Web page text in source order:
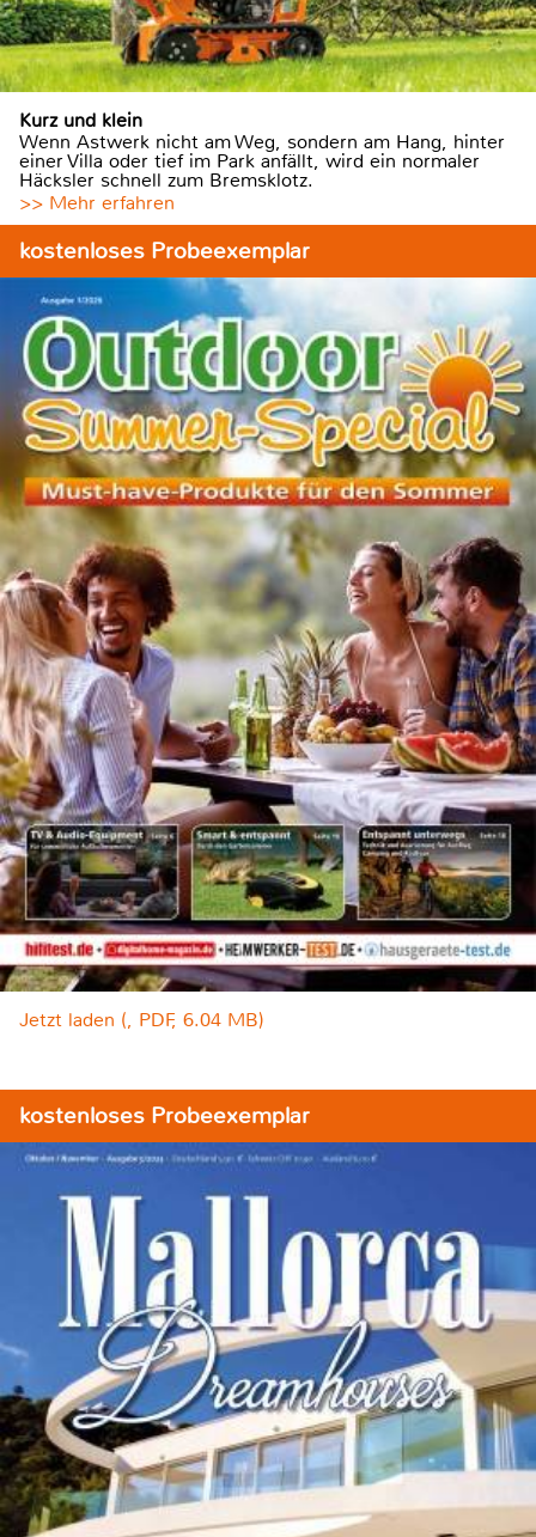
Kurz und klein
Wenn Astwerk nicht am Weg, sondern am Hang, hinter
einer Villa oder tief im Park anfällt, wird ein normaler
Häcksler schnell zum Bremsklotz.
>> Mehr erfahren
kostenloses Probeexemplar
Jetzt laden (, PDF, 6.04 MB)
kostenloses Probeexemplar